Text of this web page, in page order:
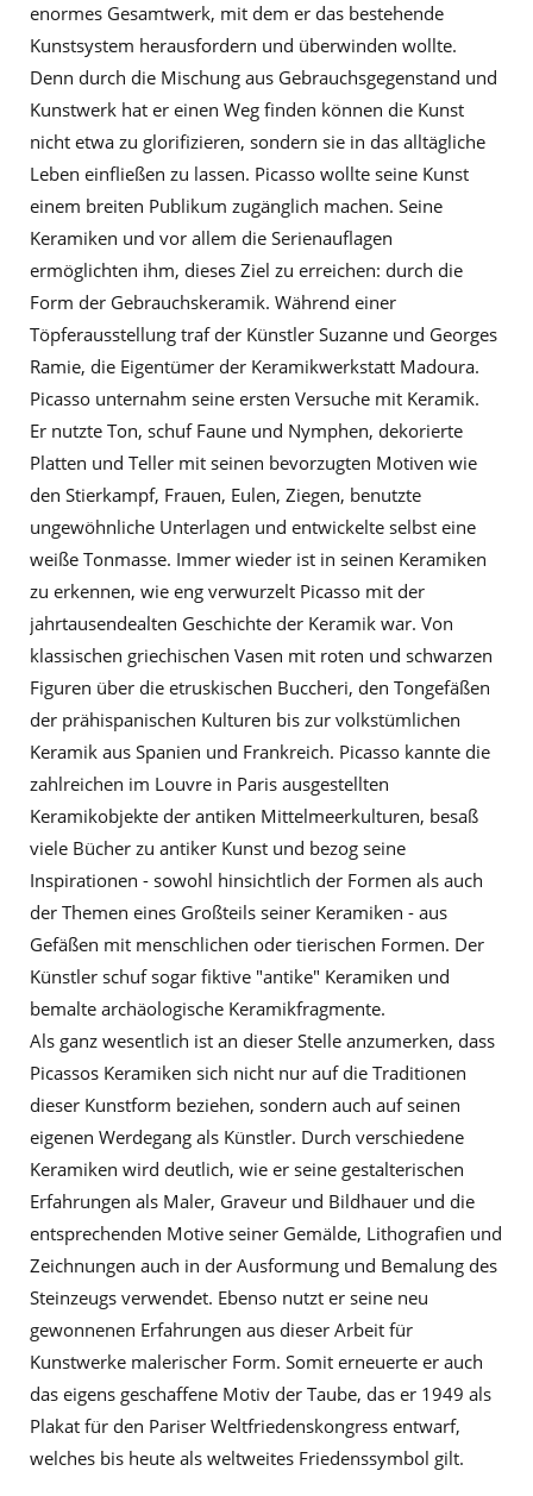
enormes Gesamtwerk, mit dem er das bestehende
Kunstsystem herausfordern und überwinden wollte.
Denn durch die Mischung aus Gebrauchsgegenstand und
Kunstwerk hat er einen Weg finden können die Kunst
nicht etwa zu glorifizieren, sondern sie in das alltägliche
Leben einfließen zu lassen. Picasso wollte seine Kunst
einem breiten Publikum zugänglich machen. Seine
Keramiken und vor allem die Serienauflagen
ermöglichten ihm, dieses Ziel zu erreichen: durch die
Form der Gebrauchskeramik. Während einer
Töpferausstellung traf der Künstler Suzanne und Georges
Ramie, die Eigentümer der Keramikwerkstatt Madoura.
Picasso unternahm seine ersten Versuche mit Keramik.
Er nutzte Ton, schuf Faune und Nymphen, dekorierte
Platten und Teller mit seinen bevorzugten Motiven wie
den Stierkampf, Frauen, Eulen, Ziegen, benutzte
ungewöhnliche Unterlagen und entwickelte selbst eine
weiße Tonmasse. Immer wieder ist in seinen Keramiken
zu erkennen, wie eng verwurzelt Picasso mit der
jahrtausendealten Geschichte der Keramik war. Von
klassischen griechischen Vasen mit roten und schwarzen
Figuren über die etruskischen Buccheri, den Tongefäßen
der prähispanischen Kulturen bis zur volkstümlichen
Keramik aus Spanien und Frankreich. Picasso kannte die
zahlreichen im Louvre in Paris ausgestellten
Keramikobjekte der antiken Mittelmeerkulturen, besaß
viele Bücher zu antiker Kunst und bezog seine
Inspirationen - sowohl hinsichtlich der Formen als auch
der Themen eines Großteils seiner Keramiken - aus
Gefäßen mit menschlichen oder tierischen Formen. Der
Künstler schuf sogar fiktive "antike" Keramiken und
bemalte archäologische Keramikfragmente.
Als ganz wesentlich ist an dieser Stelle anzumerken, dass
Picassos Keramiken sich nicht nur auf die Traditionen
dieser Kunstform beziehen, sondern auch auf seinen
eigenen Werdegang als Künstler. Durch verschiedene
Keramiken wird deutlich, wie er seine gestalterischen
Erfahrungen als Maler, Graveur und Bildhauer und die
entsprechenden Motive seiner Gemälde, Lithografien und
Zeichnungen auch in der Ausformung und Bemalung des
Steinzeugs verwendet. Ebenso nutzt er seine neu
gewonnenen Erfahrungen aus dieser Arbeit für
Kunstwerke malerischer Form. Somit erneuerte er auch
das eigens geschaffene Motiv der Taube, das er 1949 als
Plakat für den Pariser Weltfriedenskongress entwarf,
welches bis heute als weltweites Friedenssymbol gilt.